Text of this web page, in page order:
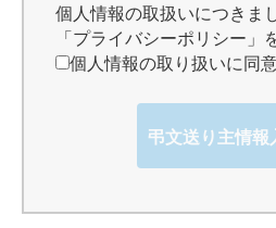
個人情報の取扱いにつきま
「プライバシーポリシー」
個人情報の取り扱いに同意
弔文送り主情報